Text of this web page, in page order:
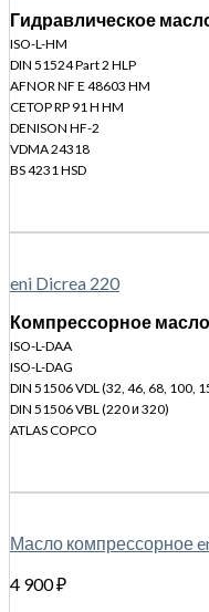
Гидравлическое
ISO-L-HM
DIN 51524 Part 2 HLP
AFNOR NF E 48603 HM
CETOP RP 91 H HM
DENISON HF-2
VDMA 24318
BS 4231 HSD
eni Dicrea 220
Компрессорное масло
ISO-L-DAA
ISO-L-DAG
DIN 51506 VDL (32, 46, 68, 100,
DIN 51506 VBL (220 и 320)
ATLAS COPCO
Масло компрессорное
4 900₽